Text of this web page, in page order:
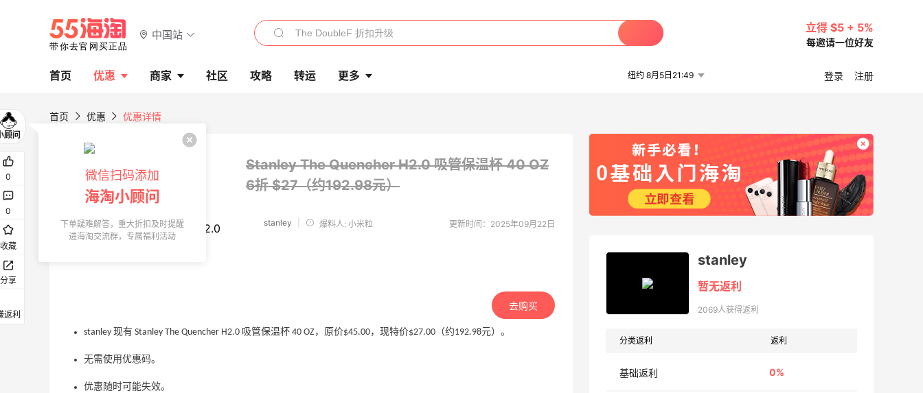
中国站
立得 $5 + 5%
每邀请一位好友
首页 优惠 商家 社区 攻略 转运 更多 纽约 8月5日21:49 登录 注册
首页 优惠 优惠详情
Stanley The Quencher H2.0 吸管保温杯 40 OZ
6折 $27（约192.98元）
stanley 爆料人: 小米粒 更新时间：2025年09月22日
去购买
stanley 现有 Stanley The Quencher H2.0 吸管保温杯 40 OZ，原价$45.00，现特价$27.00（约192.98元）。
无需使用优惠码。
优惠随时可能失效。
stanley
暂无返利
2069人获得返利
分类返利 返利
基础返利 0%
0
0
收藏
分享
返利
微信扫码添加
海淘小顾问
下单疑难解答，重大折扣及时提醒
进海淘交流群，专属福利活动